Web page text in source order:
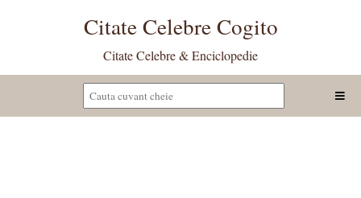
Citate Celebre Cogito
Citate Celebre & Enciclopedie